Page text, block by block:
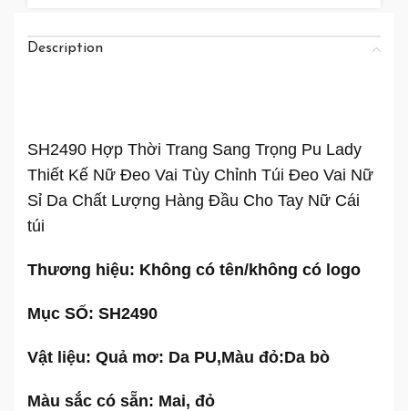
Description
SH2490 Hợp Thời Trang Sang Trọng Pu Lady
Thiết Kế Nữ Đeo Vai Tùy Chỉnh Túi Đeo Vai Nữ
Sỉ Da Chất Lượng Hàng Đầu Cho Tay Nữ Cái
túi
Thương hiệu: Không có tên/không có logo
Mục SỐ: SH2490
Vật liệu: Quả mơ: Da PU,Màu đỏ:Da bò
Màu sắc có sẵn: Mai, đỏ